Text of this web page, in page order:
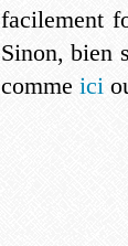
facilement
Sinon, bien
comme ici